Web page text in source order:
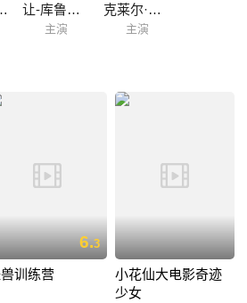
葛瑞迪 让-库鲁德·当达
主演
克莱尔·巴拉达特
主演
6.3
训练营
小花仙大电影奇迹
少女